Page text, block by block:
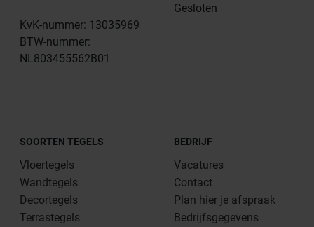
KvK-nummer: 13035969
BTW-nummer:
NL803455562B01
Gesloten
SOORTEN TEGELS
Vloertegels
Wandtegels
Decortegels
Terrastegels
BEDRIJF
Vacatures
Contact
Plan hier je afspraak
Bedrijfsgegevens